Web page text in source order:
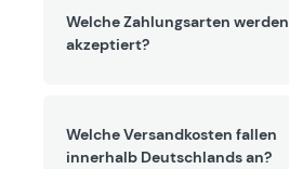
Welche Zahlungsarten werden
akzeptiert?
Welche Versandkosten fallen
innerhalb Deutschlands an?